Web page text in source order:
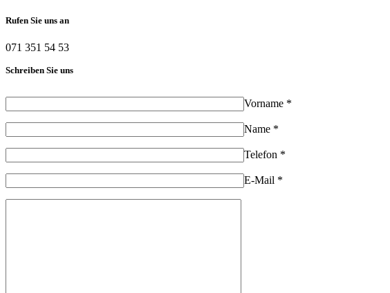
Rufen Sie uns an
071 351 54 53
Schreiben Sie uns
Vorname *
Name *
Telefon *
E-Mail *